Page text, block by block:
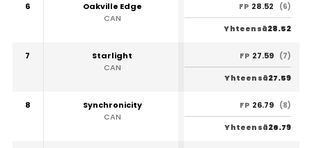
6
Oakville Edge
CAN
FP 28.52 (6)
Yhteensä28.52
7
Starlight
CAN
FP 27.59 (7)
Yhteensä27.59
8
Synchronicity
CAN
FP 26.79 (8)
Yhteensä26.79